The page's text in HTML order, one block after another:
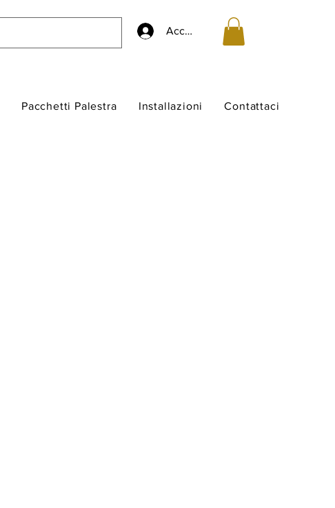
Accedi
Pacchetti Palestra Installazioni Contattaci